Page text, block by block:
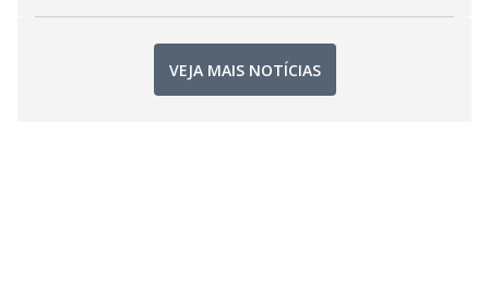
VEJA MAIS NOTÍCIAS